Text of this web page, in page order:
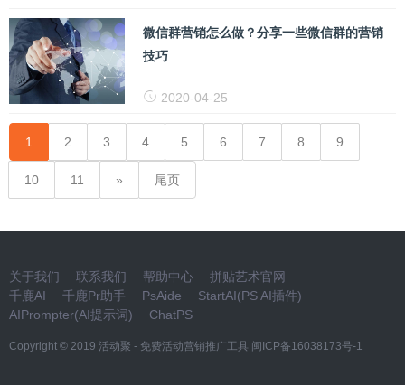
微信群营销怎么做？分享一些微信群的营销
技巧
2020-04-25
1 2 3 4 5 6 7 8 9
10 11 尾页
关于我们 联系我们 帮助中心
拼贴艺术官网
千鹿AI
千鹿Pr助手 PsAide
StartAI(PS AI插件)
AIPrompter(AI提示词)
ChatPS
Copyright © 2019 活动聚 - 免费活动营销推广工具 闽ICP备16038173号-1